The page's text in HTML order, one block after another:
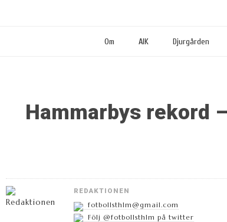
Om AIK Djurgården
Hammarbys rekord
REDAKTIONEN
fotbollsthlm@gmail.com
Följ @fotbollsthlm på twitter